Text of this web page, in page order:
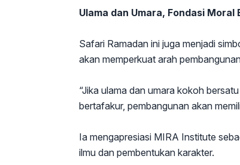
Ulama dan Umara, Fondasi Moral
Safari Ramadan ini juga menjadi
akan memperkuat arah
“Jika ulama dan umara kokoh
bertafakur, pembangunan akan
Ia mengapresiasi MIRA Institute
ilmu dan pembentukan karakter.